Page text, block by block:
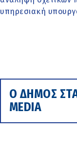
υπηρεσιακή
Ο ΔΗΜΟΣ ΣΤΑ
MEDIA